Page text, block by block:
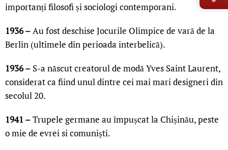
importanți filosofi și sociologi contemporani.
1936 –Au fost deschise Jocurile Olimpice de vară de la
Berlin (ultimele din perioada interbelică).
1936 – S-a născut creatorul de modă Yves Saint Laurent,
considerat ca fiind unul dintre cei mai mari designeri din
secolul 20.
1941 –Trupele germane au împușcat la Chișinău, peste
o mie de evrei si comuniști.